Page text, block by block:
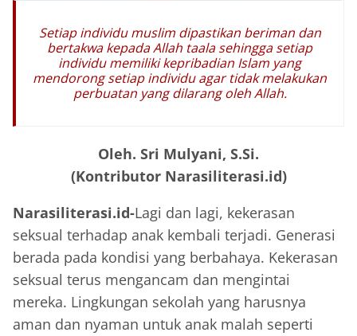
Setiap individu muslim dipastikan beriman dan
bertakwa kepada Allah taala sehingga setiap
individu memiliki kepribadian Islam yang
mendorong setiap individu agar tidak melakukan
perbuatan yang dilarang oleh Allah.
Oleh. Sri Mulyani, S.Si.
(Kontributor Narasiliterasi.id)
Narasiliterasi.id-Lagi dan lagi, kekerasan
seksual terhadap anak kembali terjadi. Generasi
berada pada kondisi yang berbahaya. Kekerasan
seksual terus mengancam dan mengintai
mereka. Lingkungan sekolah yang harusnya
aman dan nyaman untuk anak malah seperti